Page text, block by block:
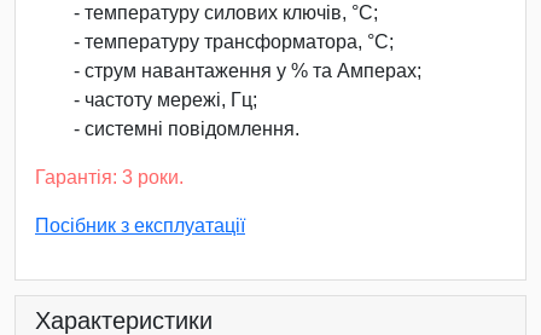
- температуру силових ключів, °С;
- температуру трансформатора, °С;
- струм навантаження у % та Амперах;
- частоту мережі, Гц;
- системні повідомлення.
Гарантія: 3 роки.
Посібник з експлуатації
Характеристики